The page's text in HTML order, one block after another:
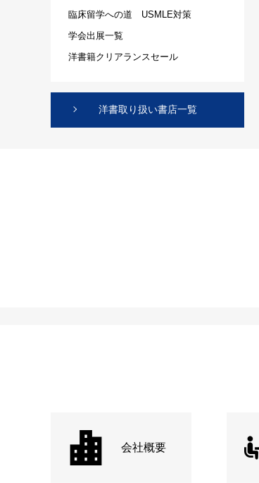
臨床留学への道 USMLE対策
学会出展一覧
洋書籍クリアランスセール
洋書取り扱い書店一覧
会社概要